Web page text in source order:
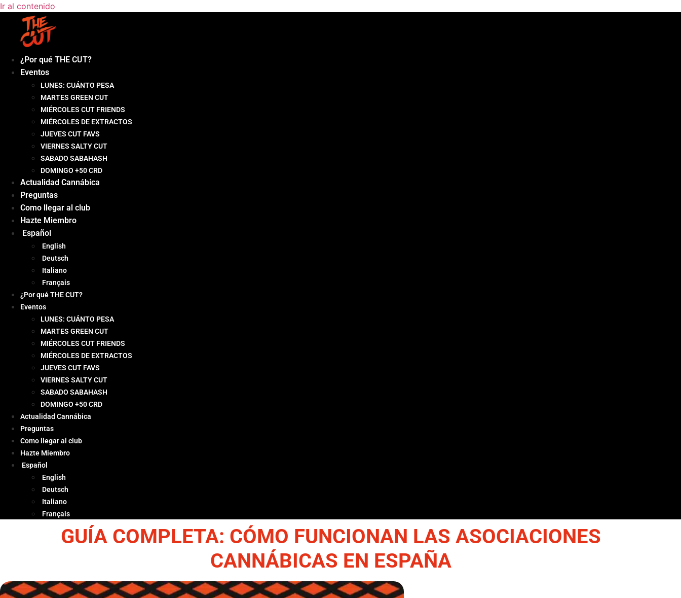
Ir al contenido
¿Por qué THE CUT?
Eventos
LUNES: CUÁNTO PESA
MARTES GREEN CUT
MIÉRCOLES CUT FRIENDS
MIÉRCOLES DE EXTRACTOS
JUEVES CUT FAVS
VIERNES SALTY CUT
SABADO SABAHASH
DOMINGO +50 CRD
Actualidad Cannábica
Preguntas
Como llegar al club
Hazte Miembro
Español
English
Deutsch
Italiano
Français
¿Por qué THE CUT?
Eventos
LUNES: CUÁNTO PESA
MARTES GREEN CUT
MIÉRCOLES CUT FRIENDS
MIÉRCOLES DE EXTRACTOS
JUEVES CUT FAVS
VIERNES SALTY CUT
SABADO SABAHASH
DOMINGO +50 CRD
Actualidad Cannábica
Preguntas
Como llegar al club
Hazte Miembro
Español
English
Deutsch
Italiano
Français
GUÍA COMPLETA: CÓMO FUNCIONAN LAS ASOCIACIONES
CANNÁBICAS EN ESPAÑA